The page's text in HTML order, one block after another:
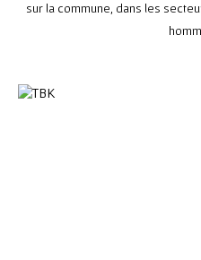
sur la commune, dans les